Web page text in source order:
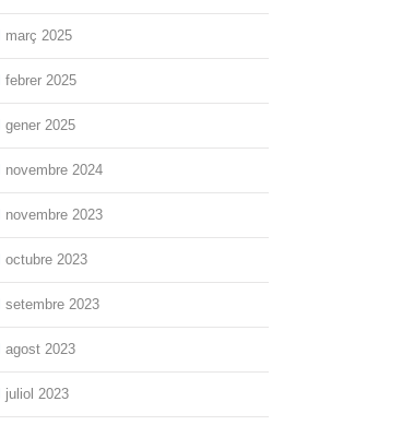
març 2025
febrer 2025
gener 2025
novembre 2024
novembre 2023
octubre 2023
setembre 2023
agost 2023
juliol 2023